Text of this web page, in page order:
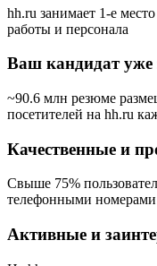
hh.ru занимает 1-е
работы и персонала
Ваш кандидат уже
~90.6 млн резюме
посетителей на hh.ru
Качественные и
Свыше 75%
телефонными номерами
Активные и